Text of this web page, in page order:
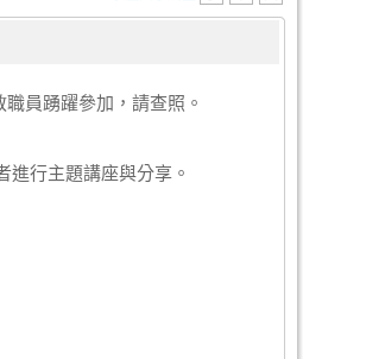
員踴躍參加，請查照。
行主題講座與分享。